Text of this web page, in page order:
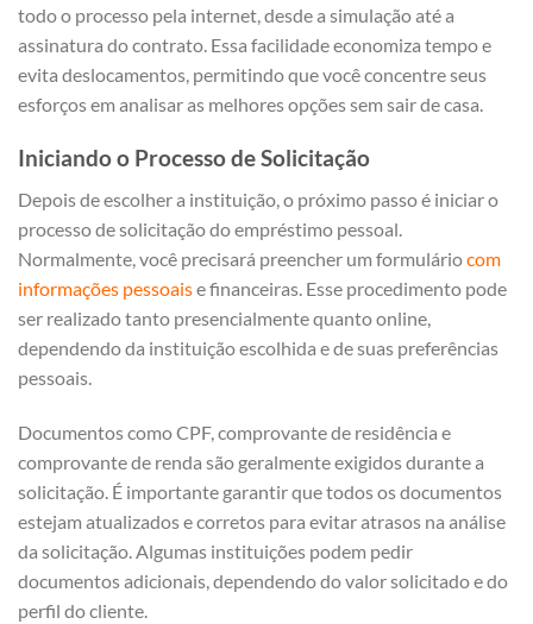
todo o processo pela internet, desde a simulação até a
assinatura do contrato. Essa facilidade economiza tempo e
evita deslocamentos, permitindo que você concentre seus
esforços em analisar as melhores opções sem sair de casa.
Iniciando o Processo de Solicitação
Depois de escolher a instituição, o próximo passo é iniciar o
processo de solicitação do empréstimo pessoal.
Normalmente, você precisará preencher um formuláriocom
informações pessoaise financeiras. Esse procedimento pode
ser realizado tanto presencialmente quanto online,
dependendo da instituição escolhida e de suas preferências
pessoais.
Documentos como CPF, comprovante de residência e
comprovante de renda são geralmente exigidos durante a
solicitação. É importante garantir que todos os documentos
estejam atualizados e corretos para evitar atrasos na análise
da solicitação. Algumas instituições podem pedir
documentos adicionais, dependendo do valor solicitado e do
perfil do cliente.